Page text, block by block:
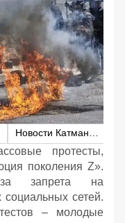
протесты,
поколения Z».
за запрета на
социальных сетей.
– молодые